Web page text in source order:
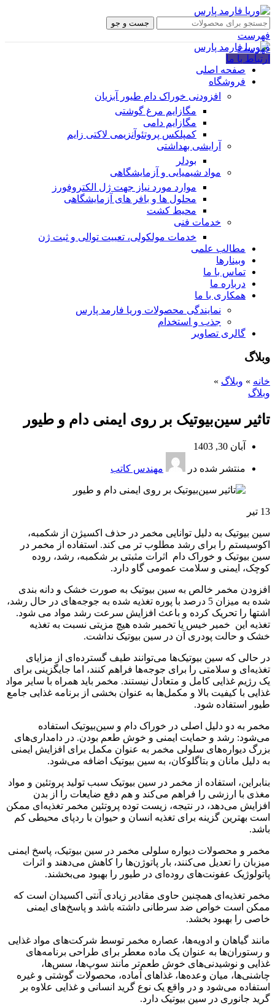
جست و جو
فهرست
ارتباط با ما
فهرست
صفحه اصلی
فروشگاه
افزودنی خوراک دام طیور آبزیان
مگازایم مرغ گوشتی
مگازایم دامی
کمپلکس پروتئوآنزیمی لاکتی زایم
آرایشی بهداشتی
بودلر
مواد شیمیایی و آزمایشگاهی
موارد مورد نیاز جهت ژل الکتروفورز
محلول ها و بافر های آزمایشگاهی
محیط کشت
خدمات فنی
خدمات مولکولی، تعییت توالی و ثبت ژن
مطالب علمی
وبینارها
تماس با ما
درباره ما
همکاری با ما
نمایندگی محصولات وریا فارمد پارس
جذب و استخدام
گالری تصاویر
وبلاگ
خانه » وبلاگ »
وبلاگ
تاثیر سین‌بیوتیک بر روی ایمنی دام و طیور
آبان 30, 1403
منتشر شده در مهندس کاتب
13 تیر
سین بیوتیک به دلیل توانایی مخمر در حذف اکسیژن از شکمبه،
اکوسیستم را برای رشد مطلوب تر می کند. استفاده از مخمر در
سین بیوتیک و خوراک دام اثرات مثبتی بر شکمبه، رشد، روده
کوچک، ایمنی و سلامت عمومی گاو دارد.
افزودن مخمر خالص به سین بیوتیک به صورت خشک و دانه بندی
شده به میزان 5 درصد با پوره تغذیه شده به جوجه‌های در حال رشد،
اشتها را تحریک کرده و باعث افزایش سرعت رشد مواد می شود.
تغذیه این خمیر خیس یا تخمیر شده هیچ مزیتی نسبت به تغذیه
خشک و حالت پودری آن در سین بیوتیک نداشت.
در حالی که سین بیوتیک‌ها می‌توانند طیف گسترده‌ای از مزایای
تغذیه‌ای و سلامتی را برای جوجه‌ها فراهم کنند، اما جایگزینی برای
یک رژیم غذایی کامل و متعادل نیستند. مخمر باید همراه با سایر مواد
غذایی با کیفیت بالا و مکمل‌ها به عنوان بخشی از برنامه غذایی جامع
طیور استفاده شود.
مخمر به دو دلیل اصلی در خوراک دام و سین‌بیوتیک استفاده
می‌شود: رشد و حمایت ایمنی و خوش طعم بودن. در دامداری‌های
بزرگ دیواره‌های سلولی مخمر به عنوان مکمل برای افزایش ایمنی
به دلیل مانان و بتاگلوکان، به سین بیوتیک اضافه می‌شود.
بنابراین، استفاده از مخمر در سین بیوتیک سبب تولید پروتئین و مواد
مغذی با ارزشی را فراهم می‌کند و هم دفع ضایعات را از بدن
افزایش می‌دهد، در نتیجه، زیست توده پروتئین مخمر تغذیه‌ای ممکن
است بهترین گزینه برای تغذیه انسان و حیوان با ردپای محیطی کم
باشد.
مخمر و محصولات دیواره سلولی مخمر در سین بیوتیک، پاسخ ایمنی
میزبان را تعدیل می‌کنند، بار پاتوژن‌ها را کاهش می‌دهند و اثرات
پاتولوژیک عفونت‌های روده‌ای در طیور را بهبود می‌بخشند.
مخمر تغذیه‌ای همچنین حاوی مقادیر زیادی آنتی اکسیدان است که
ممکن است خواص ضد سرطانی داشته باشد و پاسخ‌های ایمنی
خاصی را بهبود بخشد.
مانند گیاهان و ادویه‌ها، عصاره مخمر توسط شرکت‌های مواد غذایی
و رستوران‌ها به عنوان یک ماده معطر برای طراحی برنامه‌های
غذایی و نوشیدنی‌های خوش طعم‌تر مانند سوپ‌ها، سس‌ها،
چاشنی‌ها، میان وعده‌ها، غذاهای آماده، محصولات گوشتی و غیره
استفاده می‌شود و در واقع یک نوع گرید انسانی و غذایی علاوه بر
گرید جانوری در سین بیوتیک دارد.